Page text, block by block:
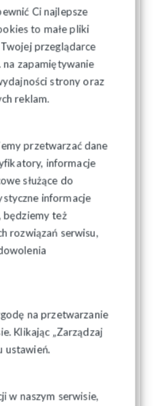
Ci najlepsze
to małe pliki
przeglądarce
na zapamiętywanie
strony oraz
reklam.
przetwarzać dane
informacje
służące do
informacje
będziemy też
rozwiązań serwisu,
na przetwarzanie
Klikając „Zarządzaj
ustawień.
w naszym serwisie,
się, jak łatwo ściągnąć i